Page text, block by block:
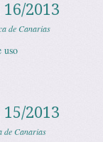
2013
de Canarias
uso
2013
de Canarias